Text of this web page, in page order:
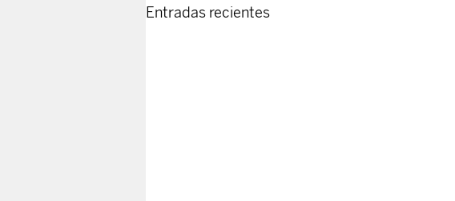
Entradas recientes